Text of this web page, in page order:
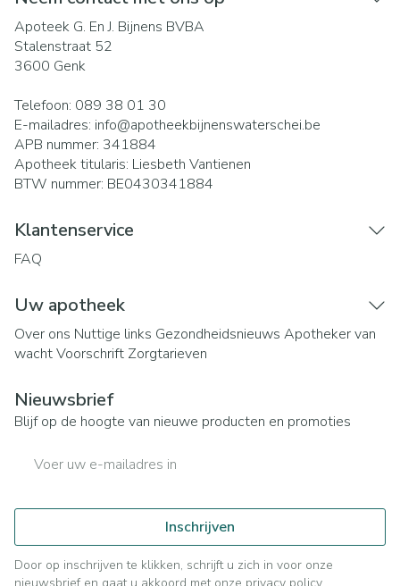
Apoteek G. En J. Bijnens BVBA
Stalenstraat 52
3600 Genk
Telefoon: 089 38 01 30
E-mailadres: info@apotheekbijnenswaterschei.be
APB nummer: 341884
Apotheek titularis: Liesbeth Vantienen
BTW nummer: BE0430341884
Klantenservice
FAQ
Uw apotheek
Over ons Nuttige links Gezondheidsnieuws Apotheker van
wachtVoorschrift Zorgtarieven
Nieuwsbrief
Blijf op de hoogte van nieuwe producten en promoties
Inschrijven
Door op inschrijven te klikken, schrijft u zich in voor onze